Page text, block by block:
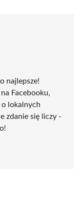
najlepsze!
Facebooku,
o lokalnych
zdanie się liczy -